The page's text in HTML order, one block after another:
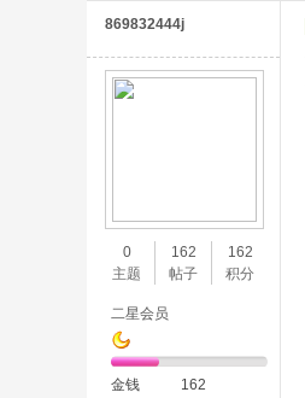
869832444j
0
主题
162
帖子
162
积分
二星会员
金钱
162